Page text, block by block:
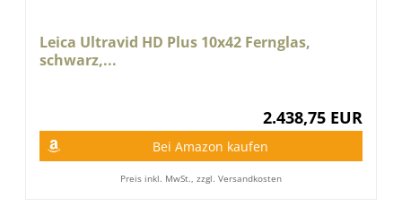
Leica Ultravid HD Plus 10x42 Fernglas,
schwarz,...
2.438,75 EUR
Bei Amazon kaufen
Preis inkl. MwSt., zzgl. Versandkosten